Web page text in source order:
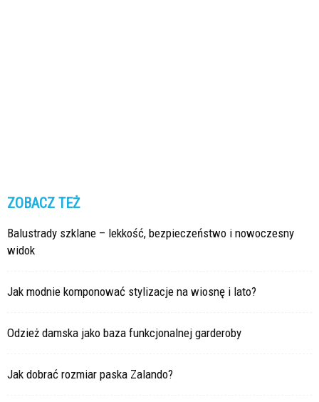
ZOBACZ TEŻ
Balustrady szklane – lekkość, bezpieczeństwo i nowoczesny
widok
Jak modnie komponować stylizacje na wiosnę i lato?
Odzież damska jako baza funkcjonalnej garderoby
Jak dobrać rozmiar paska Zalando?